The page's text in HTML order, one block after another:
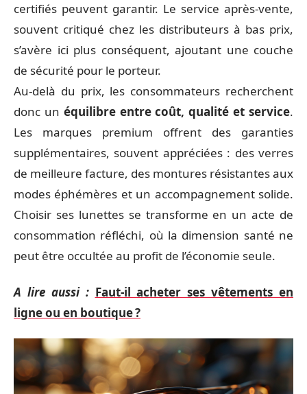
certifiés peuvent garantir. Le service après-vente,
souvent critiqué chez les distributeurs à bas prix,
s’avère ici plus conséquent, ajoutant une couche
de sécurité pour le porteur.
Au-delà du prix, les consommateurs recherchent
donc un équilibre entre coût, qualité et service.
Les marques premium offrent des garanties
supplémentaires, souvent appréciées : des verres
de meilleure facture, des montures résistantes aux
modes éphémères et un accompagnement solide.
Choisir ses lunettes se transforme en un acte de
consommation réfléchi, où la dimension santé ne
peut être occultée au profit de l’économie seule.
A lire aussi : Faut-il acheter ses vêtements en
ligne ou en boutique ?